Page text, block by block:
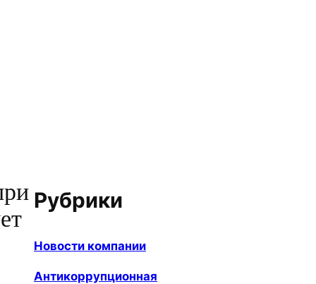
Рубрики
Новости компании
Антикоррупционная